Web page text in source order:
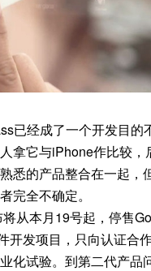
已经成了一个开发目的
拿它与iPhone作比较，
悉的产品整合在一起，
完全不确定。
从本月19号起，停售
开发项目，只向认证合
化试验。到第二代产品